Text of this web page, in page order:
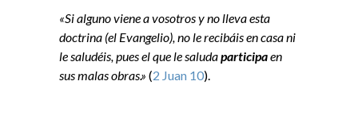
«Si alguno viene a vosotros y no lleva esta
doctrina (el Evangelio), no le recibáis en casa ni
le saludéis, pues el que le saludaparticipaen
sus malas obras.» (2 Juan 10).